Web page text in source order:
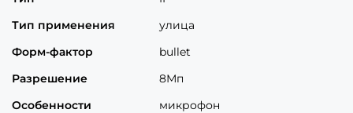
Тип применения
улица
Форм-фактор
bullet
Разрешение
8Мп
Особенности
микрофон